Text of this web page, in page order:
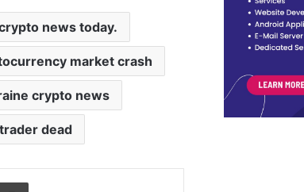
news today.
market crash
crypto news
dead
Email Print